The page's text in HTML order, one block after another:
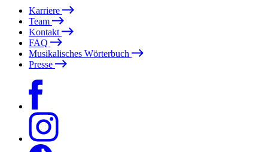
Karriere
Team
Kontakt
FAQ
Musikalisches Wörterbuch
Presse